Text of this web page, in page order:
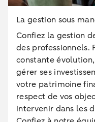
La gestion sous
Confiez la gestion
des professionnels.
constante
gérer ses
votre patrimoine
respect de vos
intervenir dans les